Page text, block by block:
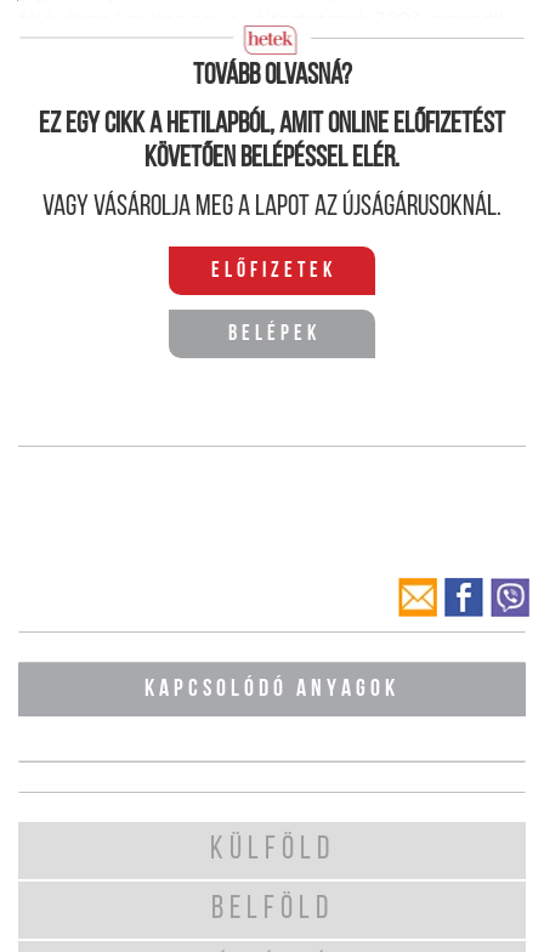
félévétől lépnének életbe.
Tovább olvasná?
Ez egy cikk a hetilapból, amit online előfizetést
követően belépéssel elér.
Vagy vásárolja meg a lapot az újságárusoknál.
Előfizetek
Belépek
KAPCSOLÓDÓ ANYAGOK
KÜLFÖLD
BELFÖLD